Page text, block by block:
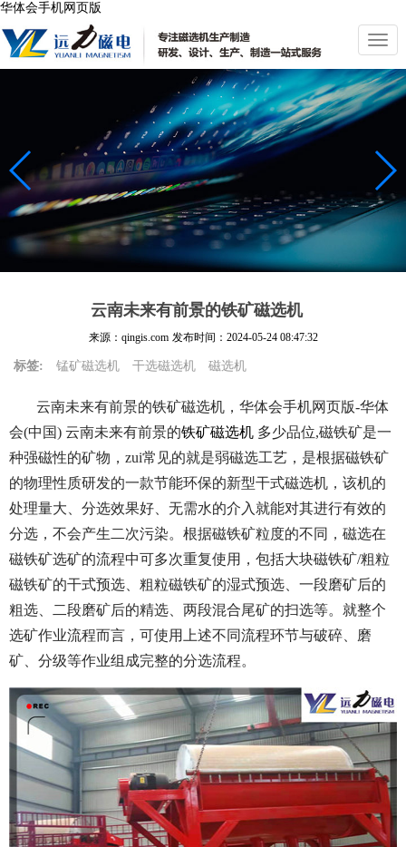
华体会手机网页版
切
换
导
航
云南未来有前景的铁矿磁选机
来源：qingis.com 发布时间： 2024-05-24 08:47:32
标签: 锰矿磁选机 干选磁选机 磁选机
云南未来有前景的铁矿磁选机，华体会手机网页版-华体
会(中国) 云南未来有前景的铁矿磁选机 多少品位,磁铁矿是一
种强磁性的矿物，zui常见的就是弱磁选工艺，是根据磁铁矿
的物理性质研发的一款节能环保的新型干式磁选机，该机的
处理量大、分选效果好、无需水的介入就能对其进行有效的
分选，不会产生二次污染。根据磁铁矿粒度的不同，磁选在
磁铁矿选矿的流程中可多次重复使用，包括大块磁铁矿/粗粒
磁铁矿的干式预选、粗粒磁铁矿的湿式预选、一段磨矿后的
粗选、二段磨矿后的精选、两段混合尾矿的扫选等。就整个
选矿作业流程而言，可使用上述不同流程环节与破碎、磨
矿、分级等作业组成完整的分选流程。